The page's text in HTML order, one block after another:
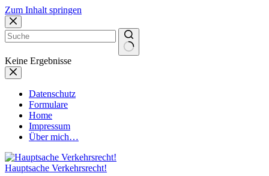
Zum Inhalt springen
Keine Ergebnisse
Datenschutz
Formulare
Home
Impressum
Über mich…
Hauptsache Verkehrsrecht!